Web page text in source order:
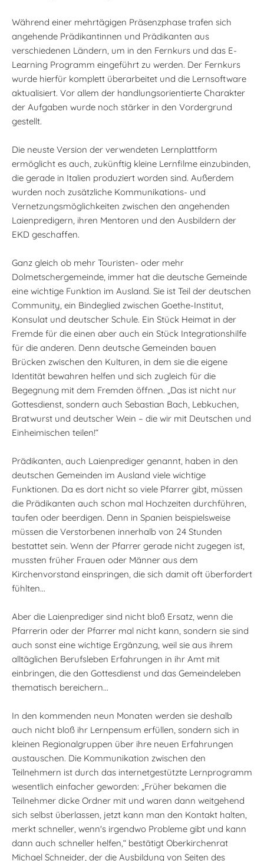
Während einer mehrtägigen Präsenzphase trafen sich
angehende Prädikantinnen und Prädikanten aus
verschiedenen Ländern, um in den Fernkurs und das E-
Learning Programm eingeführt zu werden. Der Fernkurs
wurde hierfür komplett überarbeitet und die Lernsoftware
aktualisiert. Vor allem der handlungsorientierte Charakter
der Aufgaben wurde noch stärker in den Vordergrund
gestellt.
Die neuste Version der verwendeten Lernplattform
ermöglicht es auch, zukünftig kleine Lernfilme einzubinden,
die gerade in Italien produziert worden sind. Außerdem
wurden noch zusätzliche Kommunikations- und
Vernetzungsmöglichkeiten zwischen den angehenden
Laienpredigern, ihren Mentoren und den Ausbildern der
EKD geschaffen.
Ganz gleich ob mehr Touristen- oder mehr
Dolmetschergemeinde, immer hat die deutsche Gemeinde
eine wichtige Funktion im Ausland. Sie ist Teil der deutschen
Community, ein Bindeglied zwischen Goethe-Institut,
Konsulat und deutscher Schule. Ein Stück Heimat in der
Fremde für die einen aber auch ein Stück Integrationshilfe
für die anderen. Denn deutsche Gemeinden bauen
Brücken zwischen den Kulturen, in dem sie die eigene
Identität bewahren helfen und sich zugleich für die
Begegnung mit dem Fremden öffnen. „Das ist nicht nur
Gottesdienst, sondern auch Sebastian Bach, Lebkuchen,
Bratwurst und deutscher Wein – die wir mit Deutschen und
Einheimischen teilen!“
Prädikanten, auch Laienprediger genannt, haben in den
deutschen Gemeinden im Ausland viele wichtige
Funktionen. Da es dort nicht so viele Pfarrer gibt, müssen
die Prädikanten auch schon mal Hochzeiten durchführen,
taufen oder beerdigen. Denn in Spanien beispielsweise
müssen die Verstorbenen innerhalb von 24 Stunden
bestattet sein. Wenn der Pfarrer gerade nicht zugegen ist,
mussten früher Frauen oder Männer aus dem
Kirchenvorstand einspringen, die sich damit oft überfordert
fühlten...
Aber die Laienprediger sind nicht bloß Ersatz, wenn die
Pfarrerin oder der Pfarrer mal nicht kann, sondern sie sind
auch sonst eine wichtige Ergänzung, weil sie aus ihrem
alltäglichen Berufsleben Erfahrungen in ihr Amt mit
einbringen, die den Gottesdienst und das Gemeindeleben
thematisch bereichern...
In den kommenden neun Monaten werden sie deshalb
auch nicht bloß ihr Lernpensum erfüllen, sondern sich in
kleinen Regionalgruppen über ihre neuen Erfahrungen
austauschen. Die Kommunikation zwischen den
Teilnehmern ist durch das internetgestützte Lernprogramm
wesentlich einfacher geworden: „Früher bekamen die
Teilnehmer dicke Ordner mit und waren dann weitgehend
sich selbst überlassen, jetzt kann man den Kontakt halten,
merkt schneller, wenn's irgendwo Probleme gibt und kann
dann auch schneller helfen,“ bestätigt Oberkirchenrat
Michael Schneider, der die Ausbildung von Seiten des